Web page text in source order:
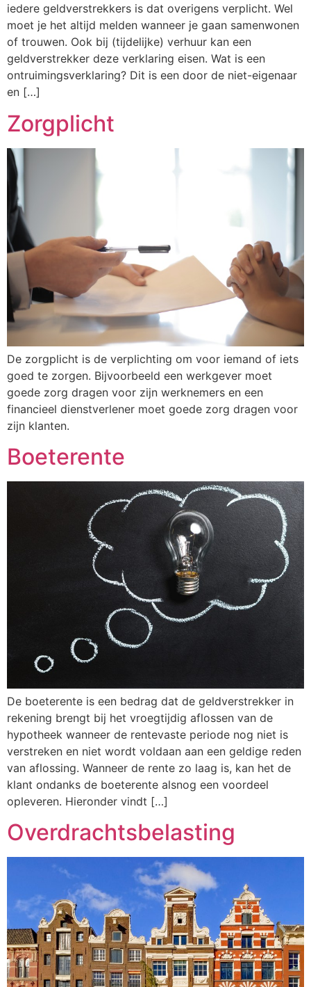
iedere geldverstrekkers is dat overigens verplicht. Wel
moet je het altijd melden wanneer je gaan samenwonen
of trouwen. Ook bij (tijdelijke) verhuur kan een
geldverstrekker deze verklaring eisen. Wat is een
ontruimingsverklaring? Dit is een door de niet-eigenaar
en […]
Zorgplicht
De zorgplicht is de verplichting om voor iemand of iets
goed te zorgen. Bijvoorbeeld een werkgever moet
goede zorg dragen voor zijn werknemers en een
financieel dienstverlener moet goede zorg dragen voor
zijn klanten.
Boeterente
De boeterente is een bedrag dat de geldverstrekker in
rekening brengt bij het vroegtijdig aflossen van de
hypotheek wanneer de rentevaste periode nog niet is
verstreken en niet wordt voldaan aan een geldige reden
van aflossing. Wanneer de rente zo laag is, kan het de
klant ondanks de boeterente alsnog een voordeel
opleveren. Hieronder vindt […]
Overdrachtsbelasting